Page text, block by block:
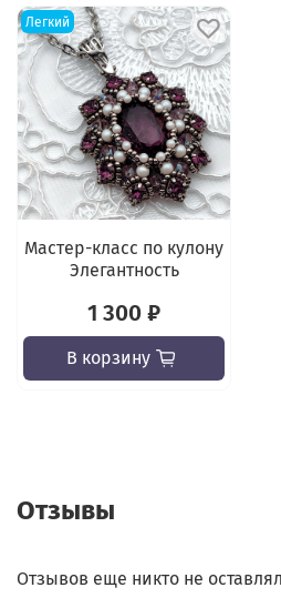
Легкий
Мастер-класс по кулону
Элегантность
1 300 ₽
В корзину
Отзывы
Отзывов еще никто не оставлял